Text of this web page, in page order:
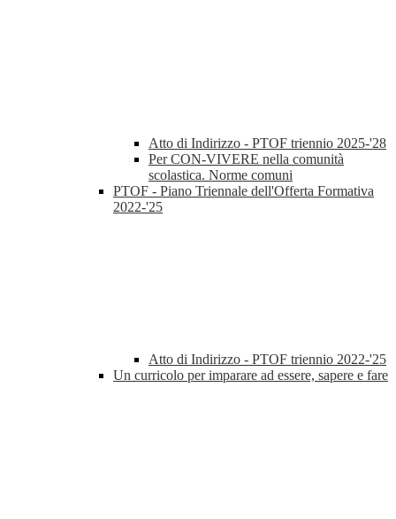
Atto di Indirizzo - PTOF triennio 2025-'28
Per CON-VIVERE nella comunità
scolastica. Norme comuni
PTOF - Piano Triennale dell'Offerta Formativa
2022-'25
Atto di Indirizzo - PTOF triennio 2022-'25
Un curricolo per imparare ad essere, sapere e fare